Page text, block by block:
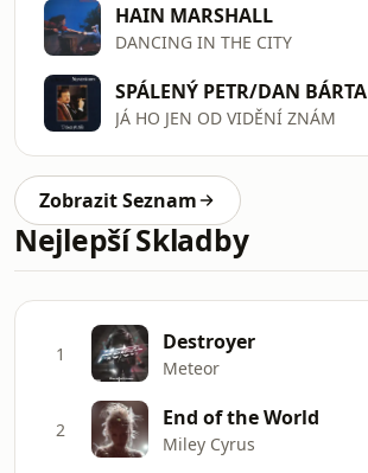
HAIN MARSHALL
DANCING IN THE CITY
SPÁLENÝ PETR/DAN BÁRTA
JÁ HO JEN OD VIDĚNÍ ZNÁM
Zobrazit Seznam
Nejlepší Skladby
1 Destroyer
Meteor
2 End of the World
Miley Cyrus